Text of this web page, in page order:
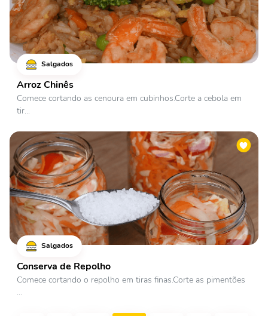
Salgados
Arroz Chinês
Comece cortando as cenoura em cubinhos.Corte a cebola em
tir...
Salgados
Conserva de Repolho
Comece cortando o repolho em tiras finas.Corte as pimentões
...